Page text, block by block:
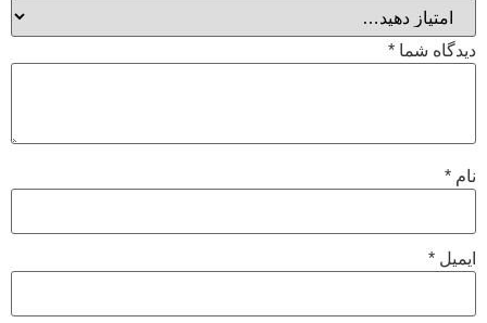
دیدگاه شما *
نام *
ایمیل *